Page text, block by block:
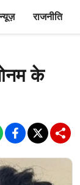
राजनीति
के